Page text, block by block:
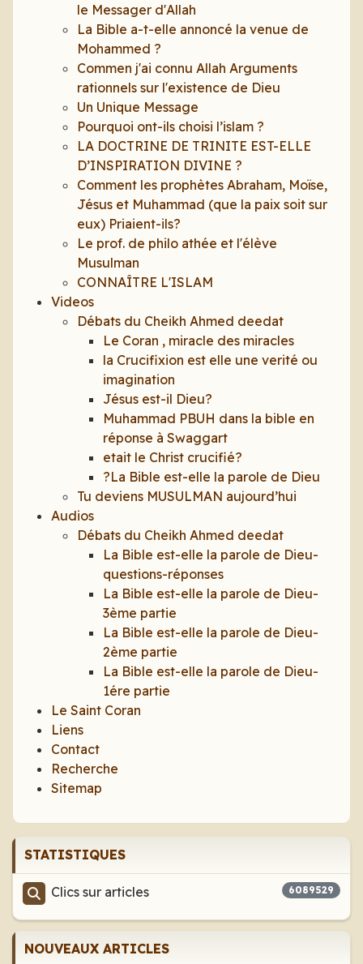
STATISTIQUES
Clics sur articles 6089529
le Messager d'Allah
La Bible a-t-elle annoncé la venue de
Mohammed ?
Commen j'ai connu Allah Arguments
rationnels sur l'existence de Dieu
Un Unique Message
Pourquoi ont-ils choisi l’islam ?
LA DOCTRINE DE TRINITE EST-ELLE
D’INSPIRATION DIVINE ?
Comment les prophètes Abraham, Moïse,
Jésus et Muhammad (que la paix soit sur
eux) Priaient-ils?
Le prof. de philo athée et l'élève
Musulman
CONNAÎTRE L'ISLAM
Videos
Débats du Cheikh Ahmed deedat
Le Coran , miracle des miracles
la Crucifixion est elle une verité ou
imagination
Jésus est-il Dieu?
Muhammad PBUH dans la bible en
réponse à Swaggart
etait le Christ crucifié?
?La Bible est-elle la parole de Dieu
Tu deviens MUSULMAN aujourd’hui
Audios
Débats du Cheikh Ahmed deedat
La Bible est-elle la parole de Dieu-
questions-réponses
La Bible est-elle la parole de Dieu-
3ème partie
La Bible est-elle la parole de Dieu-
2ème partie
La Bible est-elle la parole de Dieu-
1ére partie
Le Saint Coran
Liens
Contact
Recherche
Sitemap
NOUVEAUX ARTICLES